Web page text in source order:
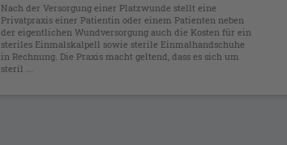
Nach der Versorgung einer Platzwunde stellt eine
Privatpraxis einer Patientin oder einem Patienten neben
der eigentlichen Wundversorgung auch die Kosten für ein
steriles Einmalskalpell sowie sterile Einmalhandschuhe
in Rechnung. Die Praxis macht geltend, dass es sich um
steril ...